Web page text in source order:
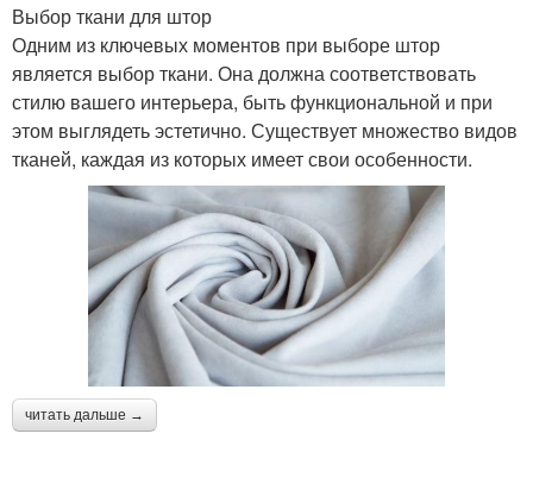
Шторы на дому
Выбор ткани для штор
Одним из ключевых моментов при выборе штор
является выбор ткани. Она должна соответствовать
стилю вашего интерьера, быть функциональной и при
этом выглядеть эстетично. Существует множество видов
тканей, каждая из которых имеет свои особенности.
читать дальше →